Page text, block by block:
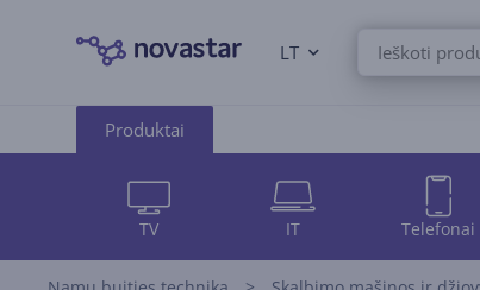
LT
Produktai
TV IT Telefonai